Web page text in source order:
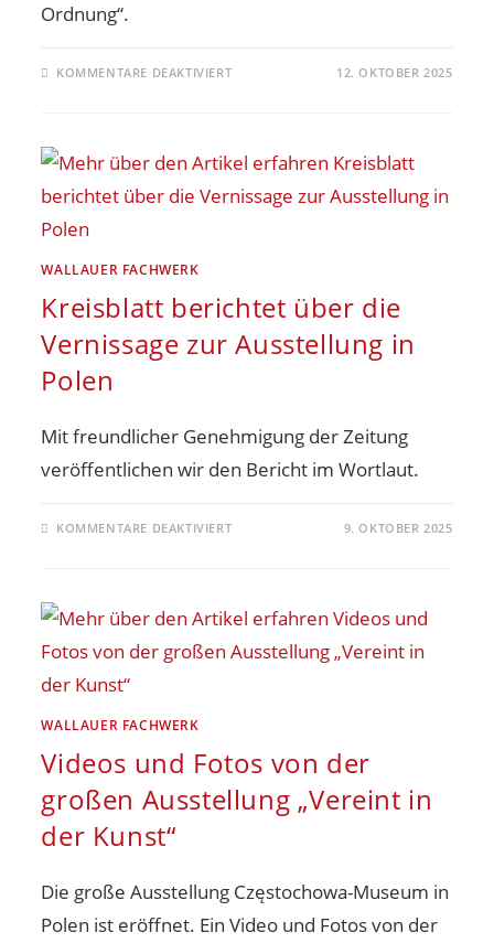
Ordnung“.
KOMMENTARE DEAKTIVIERT 12. OKTOBER 2025
WALLAUER FACHWERK
Kreisblatt berichtet über die
Vernissage zur Ausstellung in
Polen
Mit freundlicher Genehmigung der Zeitung
veröffentlichen wir den Bericht im Wortlaut.
KOMMENTARE DEAKTIVIERT 9. OKTOBER 2025
WALLAUER FACHWERK
Videos und Fotos von der
großen Ausstellung „Vereint in
der Kunst“
Die große Ausstellung Częstochowa-Museum in
Polen ist eröffnet. Ein Video und Fotos von der